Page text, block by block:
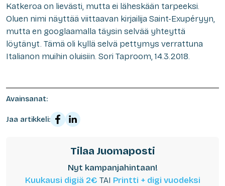
Katkeroa on lievästi, mutta ei läheskään tarpeeksi.
Oluen nimi näyttää viittaavan kirjailija Saint-Exupéryyn,
mutta en googlaamalla täysin selvää yhteyttä
löytänyt. Tämä oli kyllä selvä pettymys verrattuna
Italianon muihin oluisiin. Sori Taproom, 14.3.2018.
Avainsanat:
Jaa artikkeli:
Tilaa Juomaposti
Nyt kampanjahintaan!
Kuukausi digiä 2€ TAI Printti + digi vuodeksi